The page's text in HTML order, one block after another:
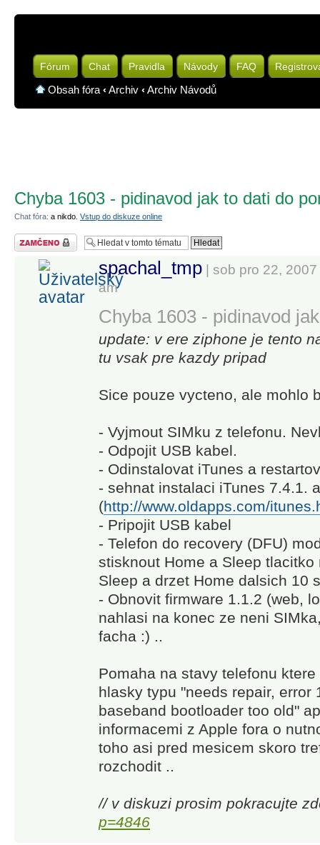
Fórum Chat Pravidla Návody FAQ
Obsah fóra ‹Archiv ‹Archiv Návodů
Chyba 1603 - pidinavod jak to dati do
Chat fóra: a nikdo. Vstup do diskuze online
Téma uzamknuto
spachal_tmp | sob pro 22,
am
Chyba 1603 - pidinavod
update: v ere ziphone je tento
tu vsak pre kazdy pripad
Sice pouze vycteno, ale mohlo
- Vyjmout SIMku z telefonu.
- Odpojit USB kabel.
- Odinstalovat iTunes a
- sehnat instalaci iTunes 7.4.1.
(http://www.oldapps.com/
- Pripojit USB kabel
- Telefon do recovery (DFU)
stisknout Home a Sleep
Sleep a drzet Home dalsich 10
- Obnovit firmware 1.1.2 (web,
nahlasi na konec ze neni
facha :) ..
Pomaha na stavy telefonu
hlasky typu "needs repair, error
baseband bootloader too old"
informacemi z Apple fora o
toho asi pred mesicem skoro
rozchodit ..
// v diskuzi prosim pokracujte
p=4846